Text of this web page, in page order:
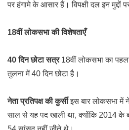
पर हंगामे के आसार हैं। विपक्षी दल इन मुद्दों
18वीं लोकसभा की विशेषताएँ
40 दिन छोटा सत्र18वीं लोकसभा का
तुलना में 40 दिन छोटा है।
नेता प्रतिपक्ष की कुर्सीइस बार लोकसभा में
साल से यह पद खाली था, क्योंकि 2014 के